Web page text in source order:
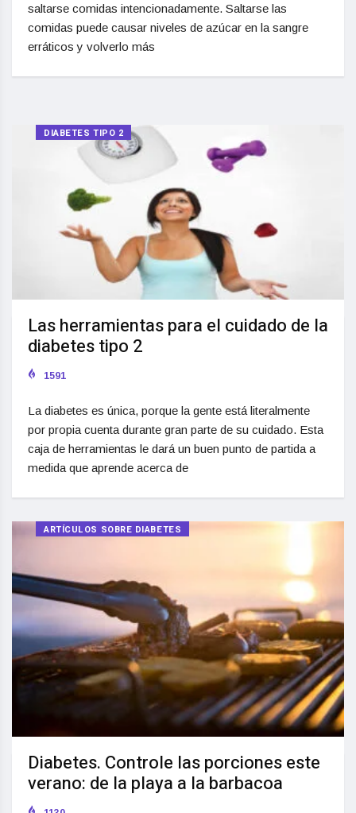
saltarse comidas intencionadamente. Saltarse las
comidas puede causar niveles de azúcar en la sangre
erráticos y volverlo más
DIABETES TIPO 2
Las herramientas para el cuidado de la
diabetes tipo 2
1591
La diabetes es única, porque la gente está literalmente
por propia cuenta durante gran parte de su cuidado. Esta
caja de herramientas le dará un buen punto de partida a
medida que aprende acerca de
ARTÍCULOS SOBRE DIABETES
Diabetes. Controle las porciones este
verano: de la playa a la barbacoa